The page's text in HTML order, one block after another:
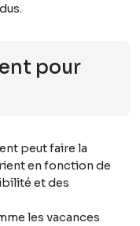
pour
peut faire la
en fonction de
et des
les vacances